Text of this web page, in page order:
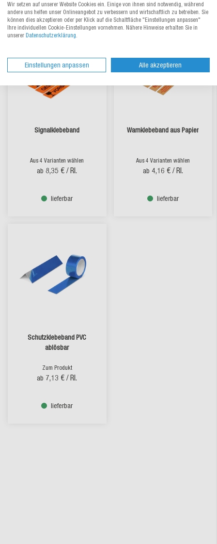
Signalklebeband
Aus 4 Varianten wählen
ab 8,35 € / Rl.
lieferbar
Warnklebeband aus Papier
Aus 4 Varianten wählen
ab 4,16 € / Rl.
lieferbar
Schutzklebeband PVC
ablösbar
Zum Produkt
ab 7,13 € / Rl.
lieferbar
Wir setzen auf unserer Website Cookies ein. Einige von ihnen sind notwendig, während
andere uns helfen unser Onlineangebot zu verbessern und wirtschaftlich zu betreiben. Sie
können dies akzeptieren oder per Klick auf die Schaltfläche "Einstellungen anpassen"
Ihre individuellen Cookie-Einstellungen vornehmen. Nähere Hinweise erhalten Sie in
unserer Datenschutzerklärung
Einstellungen anpassen Alle akzeptieren